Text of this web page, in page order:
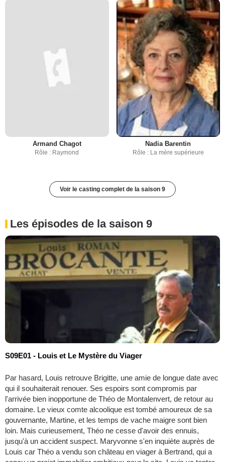
Armand Chagot
Rôle : Raymond
Nadia Barentin
Rôle : La mère supérieure
Voir le casting complet de la saison 9
Les épisodes de la saison 9
S09E01 - Louis et Le Mystère du Viager
Par hasard, Louis retrouve Brigitte, une amie de longue date avec
qui il souhaiterait renouer. Ses espoirs sont compromis par
l'arrivée bien inopportune de Théo de Montalenvert, de retour au
domaine. Le vieux comte alcoolique est tombé amoureux de sa
gouvernante, Martine, et les temps de vache maigre sont bien
loin. Mais curieusement, Théo ne cesse d'avoir des ennuis,
jusqu'à un accident suspect. Maryvonne s'en inquiète auprès de
Louis car Théo a vendu son château en viager à Bertrand, qui a